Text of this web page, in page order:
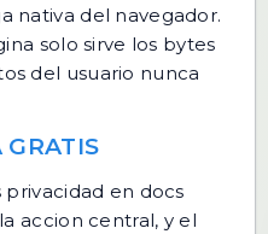
nativa del navegador.
solo sirve los bytes
del usuario nunca
GRATIS
privacidad en docs
accion central, y el